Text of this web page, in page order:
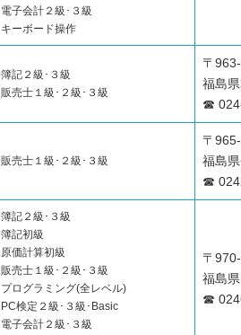
電子会計２級･３級
キーボード操作
簿記２級･３級
販売士１級･２級･３級
〒
福島
☎
販売士１級･２級･３級
〒
福島
☎
簿記２級･３級
簿記初級
原価計算初級
販売士１級･２級･３級
プログラミング(全レベル)
PC検定２級･３級･Basic
電子会計２級･３級
〒
福島
☎